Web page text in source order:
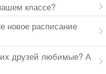
классе?
новое расписание
друзей любимые? А